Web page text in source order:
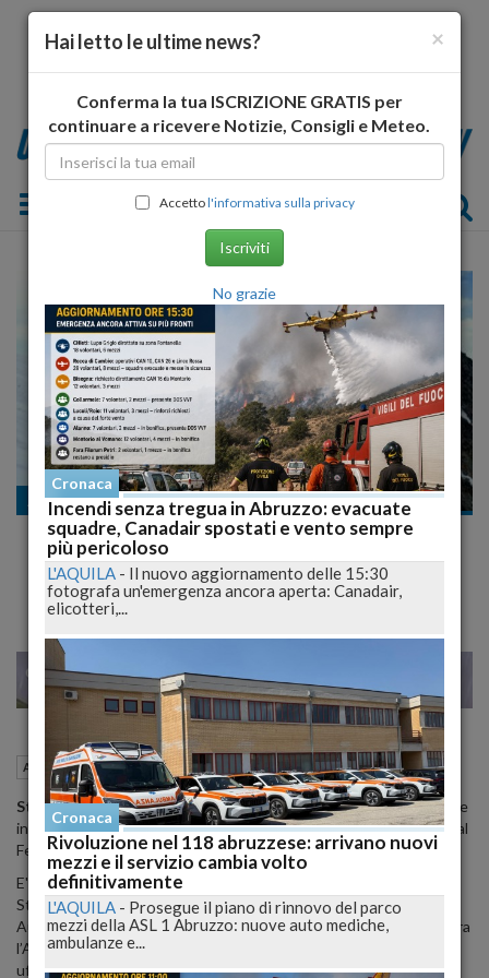
Toggle navigation
Ambiente
Rischio crollo ghiacciaio, strade chiuse e
case evacuate in Val Ferret
MILANO 22
Ambiente Courmayeur (AO) 25 Settembre 2019 09:35
Strade chiuse e immobili evacuatia partire dalle 19:30 nelle zone
interessate alrischio crollo del ghiacciaio Planpincieux, nella Val
Ferret.
E' quanto prevede l’ordinanza emessa dal sindaco di Courmayeur,
Stefano Miserocchi, in seguito alla la nota diramata dalla Regione
Autonoma Valle d’Aosta dopo i confronti avvenuti in queste ore tra
l’Amministrazione comunale, la Fondazione Montagna Sicura e gli
uffici regionali dell’Assessorato regionale Opere pubbliche.
×
Hai letto le ultime news?
Conferma la tua ISCRIZIONE GRATIS per
continuare a ricevere Notizie, Consigli e Meteo.
Accettol'informativa sulla privacy
Iscriviti
No grazie
Cronaca
Incendi senza tregua in Abruzzo: evacuate
squadre, Canadair spostati e vento sempre
più pericoloso
L'AQUILA - Il nuovo aggiornamento delle 15:30
fotografa un'emergenza ancora aperta: Canadair,
elicotteri,...
Cronaca
Rivoluzione nel 118 abruzzese: arrivano nuovi
mezzi e il servizio cambia volto
definitivamente
L'AQUILA - Prosegue il piano di rinnovo del parco
mezzi della ASL 1 Abruzzo: nuove auto mediche,
ambulanze e...